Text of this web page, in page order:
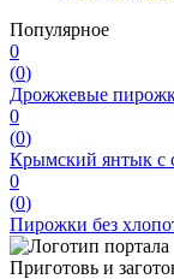
Популярное
0
(0)
Дрожжевые
0
(0)
Крымский янтык с
0
(0)
Пирожки без
Приготовь и